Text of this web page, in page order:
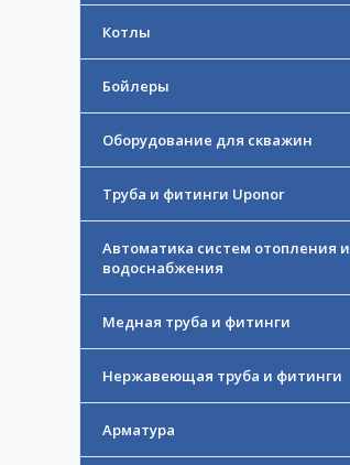
Котлы
Бойлеры
Оборудование для скважин
Труба и фитинги Uponor
Автоматика систем отопления и
водоснабжения
Медная труба и фитинги
Нержавеющая труба и фитинги
Арматура